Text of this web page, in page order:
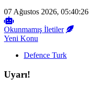
07 Ağustos 2026, 05:40:26
Okunmamış İletiler
Yeni Konu
Defence Turk
Uyarı!